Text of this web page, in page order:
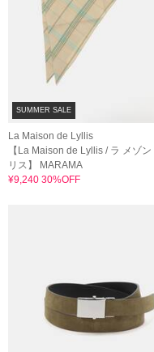
SUMMER SALE
La Maison de Lyllis
【La Maison de Lyllis / ラ メゾン
リス】 MARAMA
¥9,240 30%OFF